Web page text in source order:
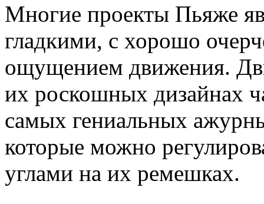
Многие проекты Пьяже
гладкими, с хорошо
ощущением движения.
их роскошных дизайнах
самых гениальных
которые можно
углами на их ремешках.